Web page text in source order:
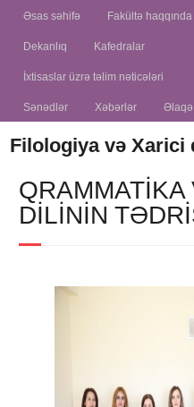
Əsas səhifə Fakültə haqqında
Dekanlıq Kafedralar
İxtisaslar üzrə təlim nəticələri
Sənədlər Xəbərlər Əlaqə
Filologiya və Xarici
DILININ